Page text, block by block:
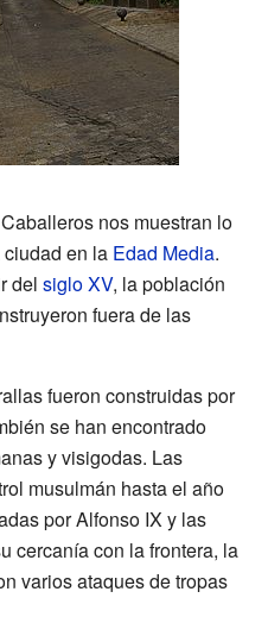
nos muestran lo
en la Edad Media.
del siglo XV, la población
fuera de las
fueron construidas por
se han encontrado
y visigodas. Las
musulmán hasta el año
por Alfonso IX y las
cercanía con la frontera, la
varios ataques de tropas